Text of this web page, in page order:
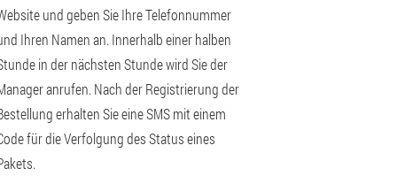
und geben Sie Ihre Telefonnummer
Ihren Namen an. Innerhalb einer halben
in der nächsten Stunde wird Sie der
anrufen. Nach der Registrierung der
erhalten Sie eine SMS mit einem
für die Verfolgung des Status eines